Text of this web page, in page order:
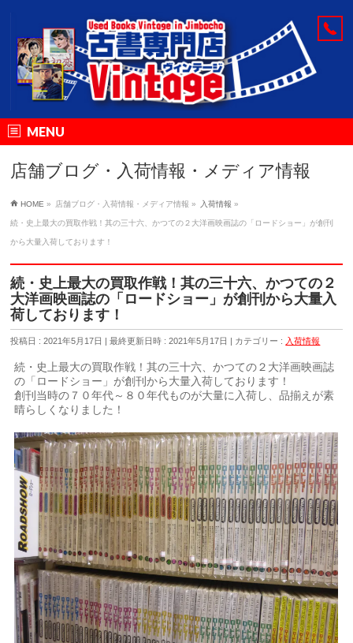
MENU
店舗ブログ・入荷情報・メディア情報
HOME » 店舗ブログ・入荷情報・メディア情報 » 入荷情報 »
続・史上最大の買取作戦！其の三十六、かつての２大洋画映画誌の「ロードショー」が創刊
から大量入荷しております！
続・史上最大の買取作戦！其の三十六、かつての２
大洋画映画誌の「ロードショー」が創刊から大量入
荷しております！
投稿日 : 2021年5月17日 最終更新日時 : 2021年5月17日 カテゴリー : 入荷情報
続・史上最大の買取作戦！其の三十六、かつての２大洋画映画誌
の「ロードショー」が創刊から大量入荷しております！
創刊当時の７０年代～８０年代ものが大量に入荷し、品揃えが素
晴らしくなりました！